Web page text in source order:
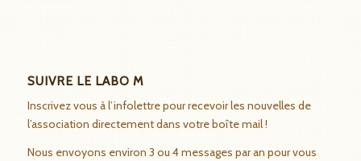
SUIVRE LE LABO M
Inscrivez vous à l’infolettre pour recevoir les nouvelles de
l’association directement dans votre boîte mail !
Nous envoyons environ 3 ou 4 messages par an pour vous